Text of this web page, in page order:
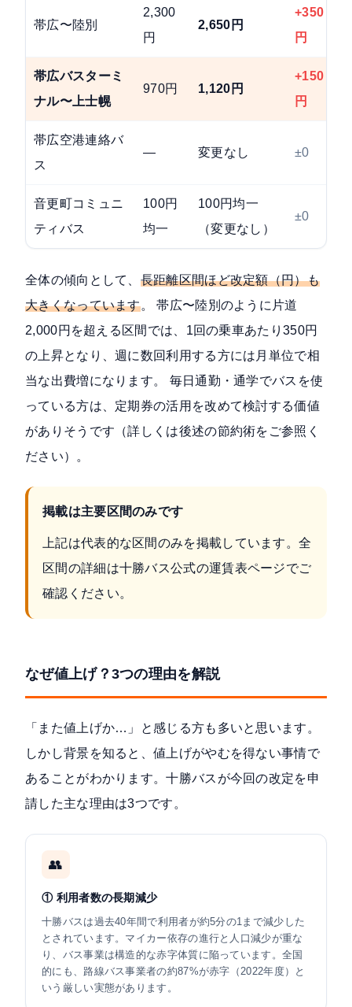
帯広〜陸別
2,300
円
2,650円
+350
円
帯広バスターミ
ナル〜上士幌
970円 1,120円
+150
円
帯広空港連絡バ
ス
— 変更なし ±0
音更町コミュニ
ティバス
100円
均一
100円均一
（変更なし）
±0
全体の傾向として、 長距離区間ほど改定額（円）も
大きくなっています。 帯広〜陸別のように片道
2,000円を超える区間では、1回の乗車あたり350円
の上昇となり、週に数回利用する方には月単位で相
当な出費増になります。 毎日通勤・通学でバスを使
っている方は、定期券の活用を改めて検討する価値
がありそうです（詳しくは後述の節約術をご参照く
ださい）。
掲載は主要区間のみです
上記は代表的な区間のみを掲載しています。全
区間の詳細は十勝バス公式の運賃表ページでご
確認ください。
なぜ値上げ？3つの理由を解説
「また値上げか…」と感じる方も多いと思います。
しかし背景を知ると、値上げがやむを得ない事情で
あることがわかります。十勝バスが今回の改定を申
請した主な理由は3つです。
👥
① 利用者数の長期減少
十勝バスは過去40年間で利用者が約5分の1まで減少した
とされています。マイカー依存の進行と人口減少が重な
り、バス事業は構造的な赤字体質に陥っています。全国
的にも、路線バス事業者の約87%が赤字（2022年度）と
いう厳しい実態があります。